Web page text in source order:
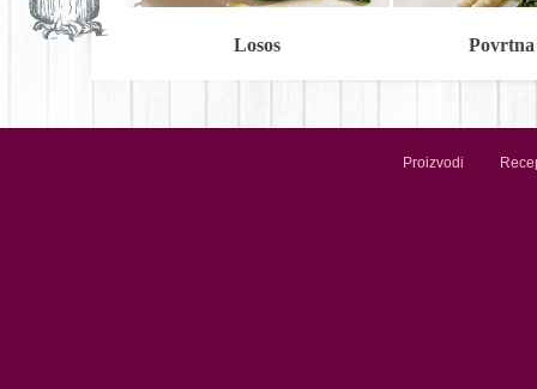
Losos
Proizvodi